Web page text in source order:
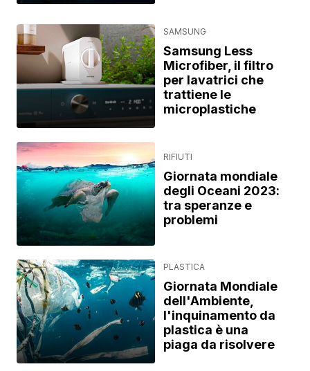
SAMSUNG
Samsung Less
Microfiber, il filtro
per lavatrici che
trattiene le
microplastiche
RIFIUTI
Giornata mondiale
degli Oceani 2023:
tra speranze e
problemi
PLASTICA
Giornata Mondiale
dell'Ambiente,
l'inquinamento da
plastica è una
piaga da risolvere